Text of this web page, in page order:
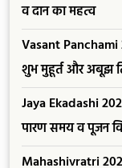
व दान का महत्व
Vasant Panchami
शुभ मुहूर्त और अबूझ
Jaya Ekadashi
पारण समय व पूजन
Mahashivratri